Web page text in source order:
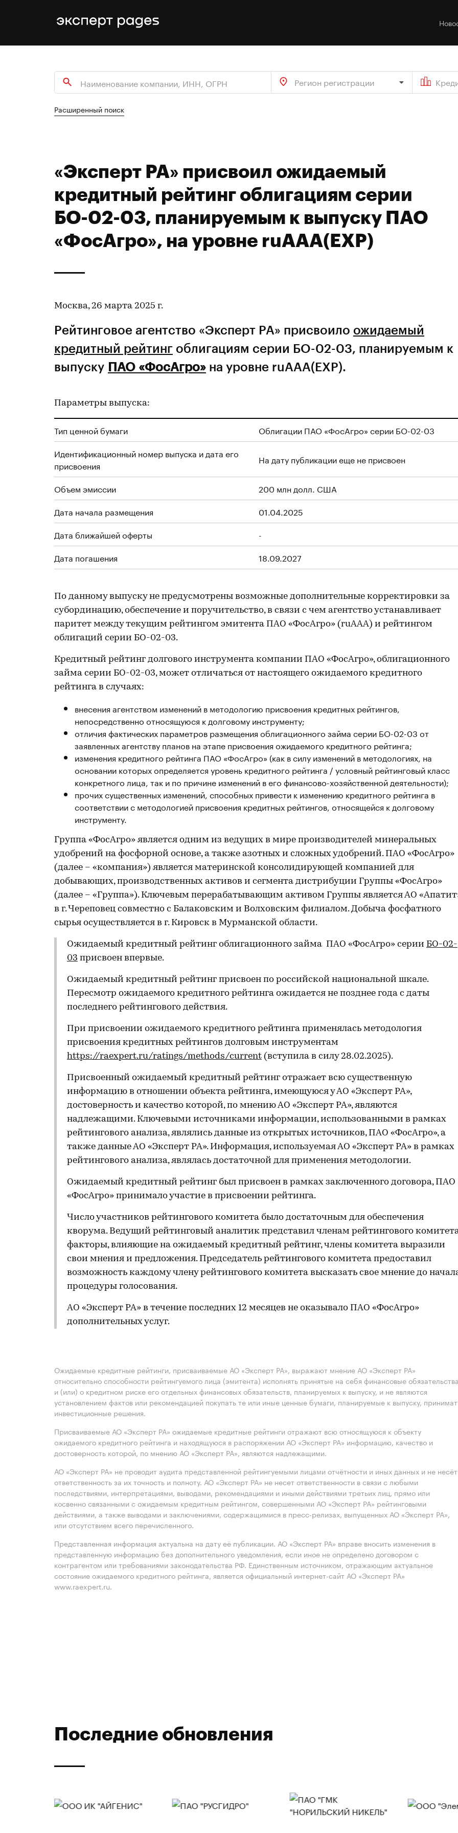
Регион регистрации
Расширенный поиск
«Эксперт РА» присвоил ожидаемый
кредитный рейтинг облигациям серии
БО-02-03, планируемым к выпуску ПАО
«ФосАгро», на уровне ruAAA(EXP)
Москва, 26 марта 2025 г.
Рейтинговое агентство «Эксперт РА» присвоило ожидаемый
кредитный рейтинг облигациям серии БО-02-03, планируемым к
выпуску ПАО «ФосАгро» на уровне ruAAA(EXP).
Параметры выпуска:
Тип ценной бумаги
Облигации ПАО «ФосАгро» серии БО-02-03
Идентификационный номер выпуска и дата его
присвоения
На дату публикации еще не присвоен
Объем эмиссии
200 млн долл. США
Дата начала размещения
01.04.2025
Дата ближайшей оферты
-
Дата погашения
18.09.2027
По данному выпуску не предусмотрены возможные дополнительные корректировки за
субординацию, обеспечение и поручительство, в связи с чем агентство устанавливает
паритет между текущим рейтингом эмитента ПАО «ФосАгро» (ruAAA) и рейтингом
облигаций серии БО-02-03.
Кредитный рейтинг долгового инструмента компании ПАО «ФосАгро», облигационного
займа серии БО-02-03, может отличаться от настоящего ожидаемого кредитного
рейтинга в случаях:
внесения агентством изменений в методологию присвоения кредитных рейтингов,
непосредственно относящуюся к долговому инструменту;
отличия фактических параметров размещения облигационного займа серии БО-02-03 от
заявленных агентству планов на этапе присвоения ожидаемого кредитного рейтинга;
изменения кредитного рейтинга ПАО «ФосАгро» (как в силу изменений в методологиях, на
основании которых определяется уровень кредитного рейтинга / условный рейтинговый класс
конкретного лица, так и по причине изменений в его финансово-хозяйственной деятельности);
прочих существенных изменений, способных привести к изменению кредитного рейтинга в
соответствии с методологией присвоения кредитных рейтингов, относящейся к долговому
инструменту.
Группа «ФосАгро» является одним из ведущих в мире производителей минеральных
удобрений на фосфорной основе, а также азотных и сложных удобрений. ПАО «ФосАгро»
(далее – «компания») является материнской консолидирующей компанией для
добывающих, производственных активов и сегмента дистрибуции Группы «ФосАгро»
(далее – «Группа»). Ключевым перерабатывающим активом Группы является АО
в г. Череповец совместно с Балаковским и Волховским филиалом. Добыча фосфатного
сырья осуществляется в г. Кировск в Мурманской области.
Ожидаемый кредитный рейтинг облигационного займа ПАО «ФосАгро» серии БО-02-
03 присвоен впервые.
Ожидаемый кредитный рейтинг присвоен по российской национальной шкале.
Пересмотр ожидаемого кредитного рейтинга ожидается не позднее года с даты
последнего рейтингового действия.
При присвоении ожидаемого кредитного рейтинга применялась методология
присвоения кредитных рейтингов долговым инструментам
https://raexpert.ru/ratings/methods/current (вступила в силу 28.02.2025).
Присвоенный ожидаемый кредитный рейтинг отражает всю существенную
информацию в отношении объекта рейтинга, имеющуюся у АО «Эксперт РА»,
достоверность и качество которой, по мнению АО «Эксперт РА», являются
надлежащими. Ключевыми источниками информации, использованными в рамках
рейтингового анализа, являлись данные из открытых источников, ПАО «ФосАгро», а
также данные АО «Эксперт РА». Информация, используемая АО «Эксперт РА» в рамках
рейтингового анализа, являлась достаточной для применения методологии.
Ожидаемый кредитный рейтинг был присвоен в рамках заключенного договора, ПАО
«ФосАгро» принимало участие в присвоении рейтинга.
Число участников рейтингового комитета было достаточным для обеспечения
кворума. Ведущий рейтинговый аналитик представил членам рейтингового
факторы, влияющие на ожидаемый кредитный рейтинг, члены комитета выразили
свои мнения и предложения. Председатель рейтингового комитета предоставил
возможность каждому члену рейтингового комитета высказать свое мнение до
процедуры голосования.
АО «Эксперт РА» в течение последних 12 месяцев не оказывало ПАО «ФосАгро»
дополнительных услуг.
Ожидаемые кредитные рейтинги, присваиваемые АО «Эксперт РА», выражают мнение АО «Эксперт РА»
относительно способности рейтингуемого лица (эмитента) исполнять принятые на себя финансовые
и (или) о кредитном риске его отдельных финансовых обязательств, планируемых к выпуску, и не являются
установлением фактов или рекомендацией покупать те или иные ценные бумаги, планируемые к выпуску,
инвестиционные решения.
Присваиваемые АО «Эксперт РА» ожидаемые кредитные рейтинги отражают всю относящуюся к объекту
ожидаемого кредитного рейтинга и находящуюся в распоряжении АО «Эксперт РА» информацию, качество и
достоверность которой, по мнению АО «Эксперт РА», являются надлежащими.
АО «Эксперт РА» не проводит аудита представленной рейтингуемыми лицами отчётности и иных данных и не несёт
ответственность за их точность и полноту. АО «Эксперт РА» не несет ответственности в связи с любыми
последствиями, интерпретациями, выводами, рекомендациями и иными действиями третьих лиц, прямо или
косвенно связанными с ожидаемым кредитным рейтингом, совершенными АО «Эксперт РА» рейтинговыми
действиями, а также выводами и заключениями, содержащимися в пресс-релизах, выпущенных АО «Эксперт РА»,
или отсутствием всего перечисленного.
Представленная информация актуальна на дату её публикации. АО «Эксперт РА» вправе вносить изменения в
представленную информацию без дополнительного уведомления, если иное не определено договором с
контрагентом или требованиями законодательства РФ. Единственным источником, отражающим актуальное
состояние ожидаемого кредитного рейтинга, является официальный интернет-сайт АО «Эксперт РА»
www.raexpert.ru.
Последние обновления